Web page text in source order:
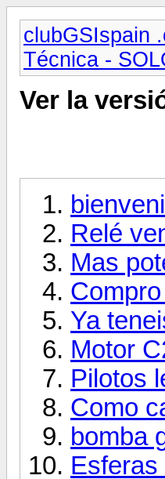
clubGSIspain
Técnica -
Ver la
Relé
Mas
Ya
Motor
Pilotos
Como
bomba
Esferas